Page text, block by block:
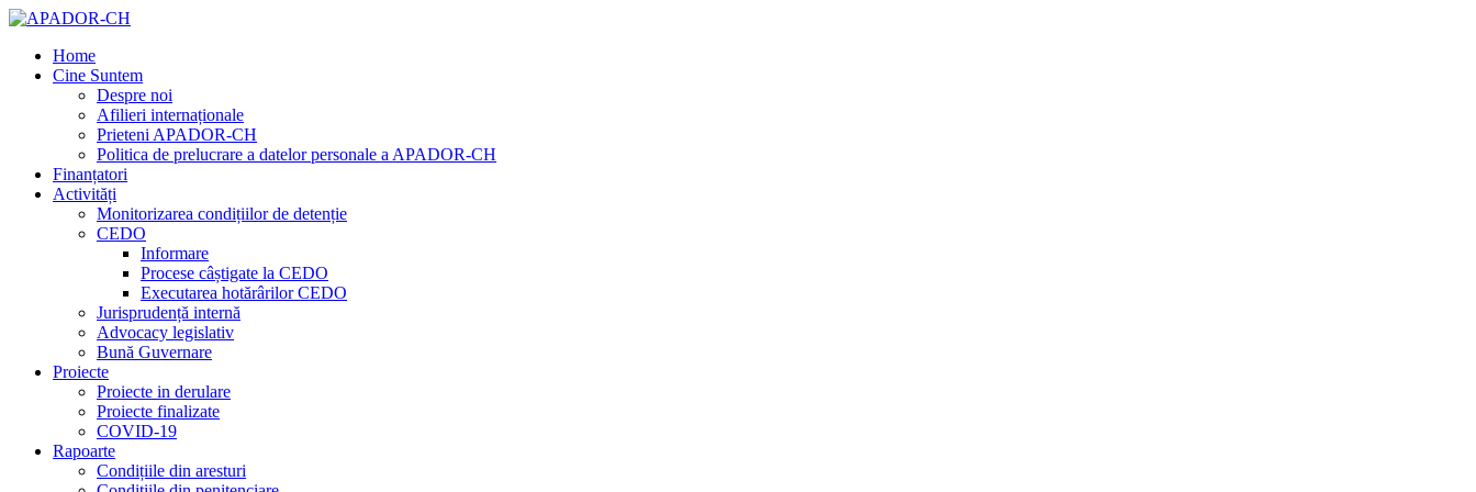
Home
Cine Suntem
Despre noi
Afilieri internaționale
Prieteni APADOR-CH
Politica de prelucrare a datelor personale a APADOR-CH
Finanțatori
Activități
Monitorizarea condițiilor de detenție
CEDO
Informare
Procese câștigate la CEDO
Executarea hotărârilor CEDO
Jurisprudență internă
Advocacy legislativ
Bună Guvernare
Proiecte
Proiecte in derulare
Proiecte finalizate
COVID-19
Rapoarte
Condițiile din aresturi